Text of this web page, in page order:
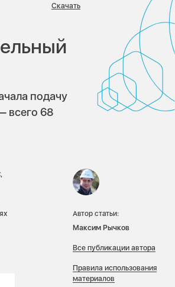
Скачать
подачу
всего 68
Автор статьи:
Максим Рычков
Все публикации автора
Правила использования
материалов